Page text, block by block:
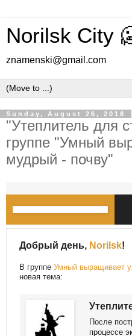
Norilsk City
znamenski@gmail.com
Sunday, August 26, 2018
"Утеплитель для
группе "Умный
мудрый - почву"
Добрый день, Norilsk!
В группеУмный выращивает
новая тема:
После
процессе